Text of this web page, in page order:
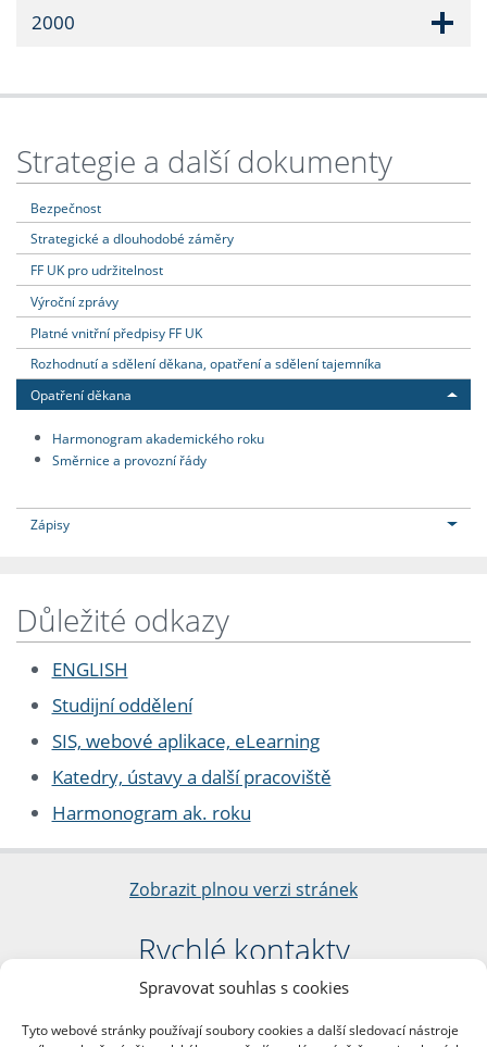
Spravovat souhlas s cookies
Tyto webové stránky používají soubory cookies a další sledovací nástroje
2000
Strategie a další dokumenty
Bezpečnost
Strategické a dlouhodobé záměry
FF UK pro udržitelnost
Výroční zprávy
Platné vnitřní předpisy FF UK
Rozhodnutí a sdělení děkana, opatření a sdělení tajemníka
Opatření děkana
Harmonogram akademického roku
Směrnice a provozní řády
Zápisy
Důležité odkazy
ENGLISH
Studijní oddělení
SIS, webové aplikace, eLearning
Katedry, ústavy a další pracoviště
Harmonogram ak. roku
Zobrazit plnou verzi stránek
Rychlé kontakty
Filozofická fakulta
nám. Jana Palacha 1/2